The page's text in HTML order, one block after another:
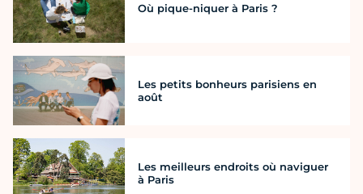
Où pique-niquer à Paris ?
Les petits bonheurs parisiens en
août
Les meilleurs endroits où naviguer
à Paris